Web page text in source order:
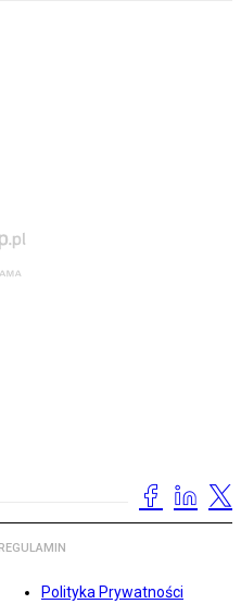
REGULAMIN
Polityka Prywatności